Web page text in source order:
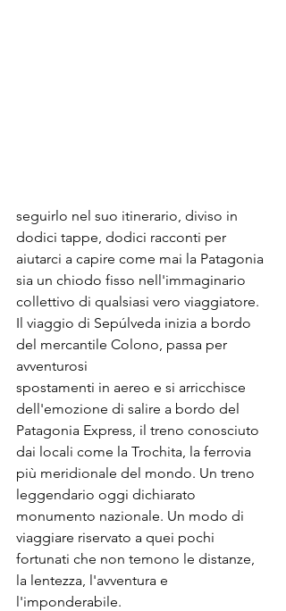
seguirlo nel suo itinerario, diviso in
dodici tappe, dodici racconti per
aiutarci a capire come mai la Patagonia
sia un chiodo fisso nell'immaginario
collettivo di qualsiasi vero viaggiatore.
Il viaggio di Sepúlveda inizia a bordo
del mercantile Colono, passa per
avventurosi
spostamenti in aereo e si arricchisce
dell'emozione di salire a bordo del
Patagonia Express, il treno conosciuto
dai locali come la Trochita, la ferrovia
più meridionale del mondo. Un treno
leggendario oggi dichiarato
monumento nazionale. Un modo di
viaggiare riservato a quei pochi
fortunati che non temono le distanze,
la lentezza, l'avventura e
l'imponderabile.